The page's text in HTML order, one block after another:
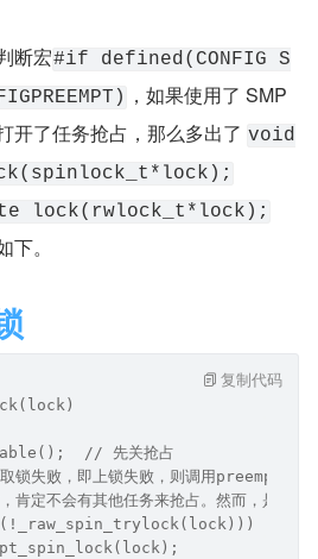
断宏#if defined(CONFIG S
，如果使用了 SMP
开了任务抢占，那么多出了 void
lock(rwlock_t*lock);
。
锁失败，即上锁失败，则调用
肯定不会有其他任务来抢占。然而，是哪个
复制代码